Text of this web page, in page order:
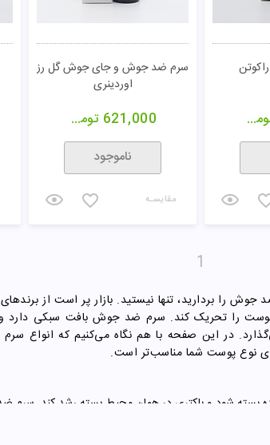
سرم ضد جوش و جای جوش گل رز
اوردینری
621,000 تومان
ناموجود
مقایسـه
1
را بردارید، تنها نیستید. بازار پر است از
پوست را تحریک کند. سرم ضد جوش بافت سبکی دارد
در این صفحه با هم نگاه می‌کنیم که انواع
نوع پوست شما مناسب‌تر است.
بسته شود و باکتری در همان محیط بسته رشد کند. سرم
گزینه اول برای پوست چرب و مستعد جوش است.